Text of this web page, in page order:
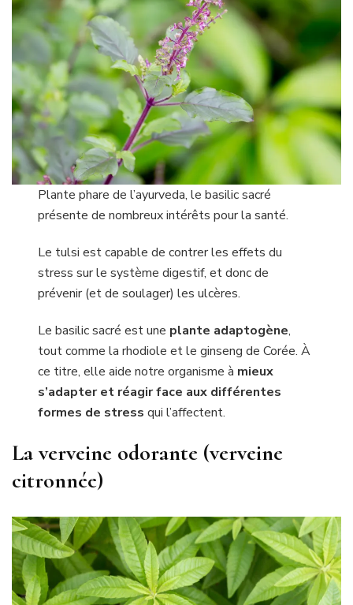
Plante phare de l’ayurveda, le basilic sacré
présente de nombreux intérêts pour la santé.
Le tulsi est capable de contrer les effets du
stress sur le système digestif, et donc de
prévenir (et de soulager) les ulcères.
Le basilic sacré est une plante adaptogène,
tout comme la rhodiole et le ginseng de Corée. À
ce titre, elle aide notre organisme à mieux
s’adapter et réagir face aux différentes
formes de stress qui l’affectent.
La verveine odorante (verveine
citronnée)